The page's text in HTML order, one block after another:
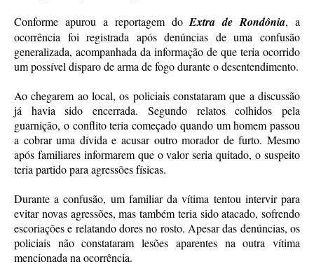
Conforme apurou a reportagem doExtra de Rondônia, a
ocorrência foi registrada após denúncias de uma confusão
generalizada, acompanhada da informação de que teria ocorrido
um possível disparo de arma de fogo durante o desentendimento.
Ao chegarem ao local, os policiais constataram que a discussão
já havia sido encerrada. Segundo relatos colhidos pela
guarnição, o conflito teria começado quando um homem passou
a cobrar uma dívida e acusar outro morador de furto. Mesmo
após familiares informarem que o valor seria quitado, o suspeito
teria partido para agressões físicas.
Durante a confusão, um familiar da vítima tentou intervir para
evitar novas agressões, mas também teria sido atacado, sofrendo
escoriações e relatando dores no rosto. Apesar das denúncias, os
policiais não constataram lesões aparentes na outra vítima
mencionada na ocorrência.